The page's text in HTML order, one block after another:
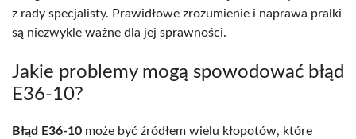
z rady specjalisty. Prawidłowe zrozumienie i naprawa pralki
są niezwykle ważne dla jej sprawności.
Jakie problemy mogą spowodować błąd
E36-10?
Błąd E36-10 może być źródłem wielu kłopotów, które